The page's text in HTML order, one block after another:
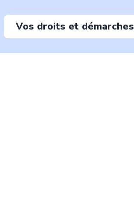
Vos droits et démarches